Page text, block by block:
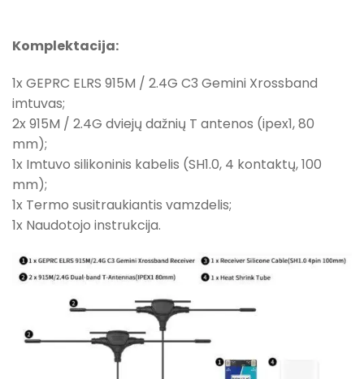
Komplektacija:
1x GEPRC ELRS 915M / 2.4G C3 Gemini Xrossband
imtuvas;
2x 915M / 2.4G dviejų dažnių T antenos (ipex1, 80
mm);
1x Imtuvo silikoninis kabelis (SH1.0, 4 kontaktų, 100
mm);
1x Termo susitraukiantis vamzdelis;
1x Naudotojo instrukcija.